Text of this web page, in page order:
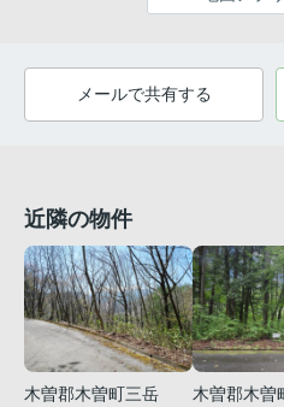
メールで共有する
近隣の物件
木曽郡木曽町三岳
木曽郡木曽